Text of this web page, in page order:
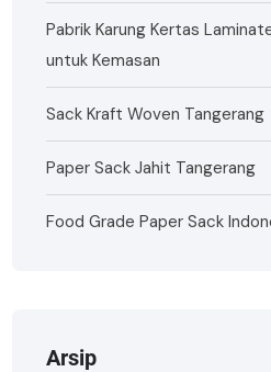
Pabrik Karung Kertas
untuk Kemasan
Sack Kraft Woven Tangerang
Paper Sack Jahit Tangerang
Food Grade Paper Sack
Arsip